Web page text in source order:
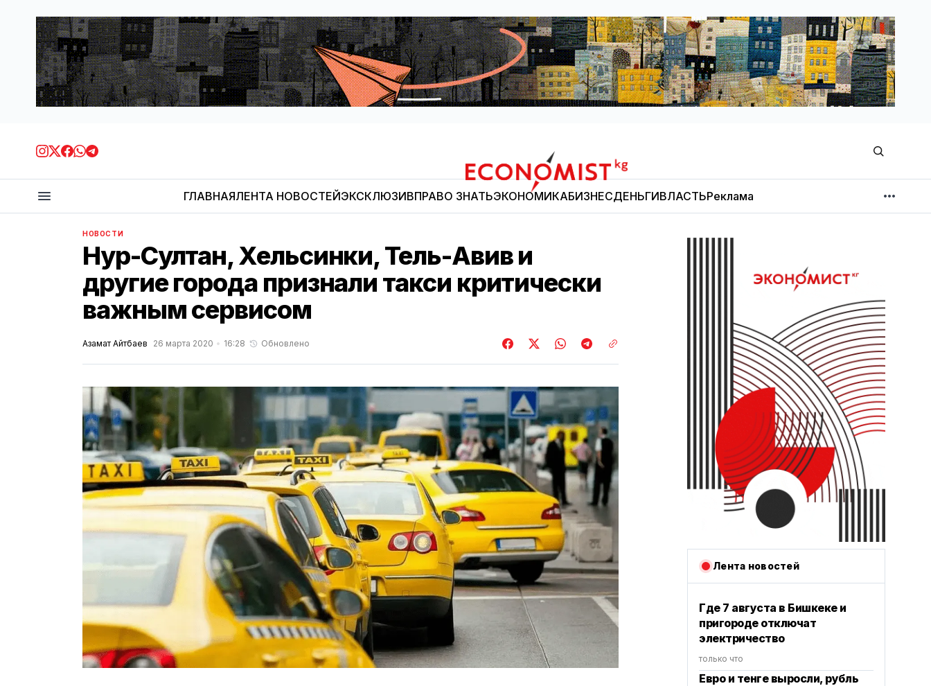
Economist.kg
ГЛАВНАЯЛЕНТА НОВОСТЕЙЭКСКЛЮЗИВПРАВО ЗНАТЬЭКОНОМИКАБИЗНЕСДЕНЬГИВЛАСТЬРеклама
МНЕНИЕ
НОВОСТИ
Нур-Султан, Хельсинки, Тель-Авив и
другие города признали такси критически
важным сервисом
Азамат Айтбаев 26 марта 2020 16:28 Обновлено
Лента новостей
Где 7 августа в Бишкеке и
пригороде отключат
электричество
только что
Евро и тенге выросли, рубль